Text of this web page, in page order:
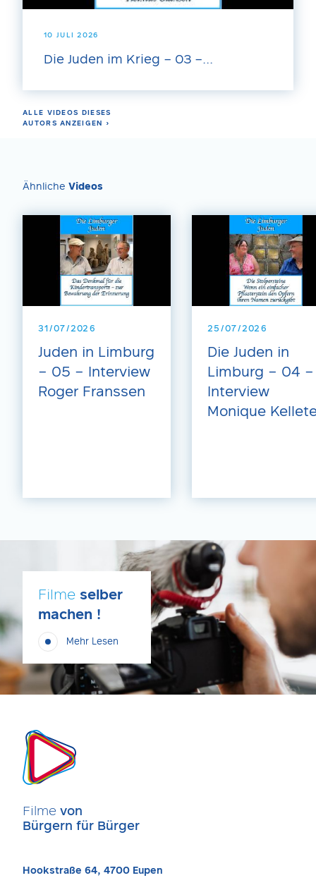
10 JULI 2026
Die Juden im Krieg – 03 –...
ALLE VIDEOS DIESES
AUTORS ANZEIGEN ›
Ähnliche Videos
31/07/2026
Juden in Limburg
– 05 – Interview
Roger Franssen
25/07/2026
Die Juden in
Limburg – 04 –
Interview
Monique
Filme selber
machen !
Mehr Lesen
Filme von
Bürgern für Bürger
Hookstraße 64, 4700 Eupen